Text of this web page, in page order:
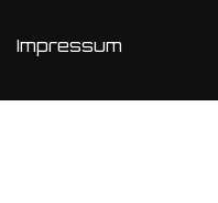
Impressum